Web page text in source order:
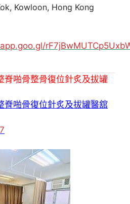
Kowloon, Hong Kong
脊啪骨整骨復位針炙及拔罐
脊啪骨復位針炙及拔罐醫舘